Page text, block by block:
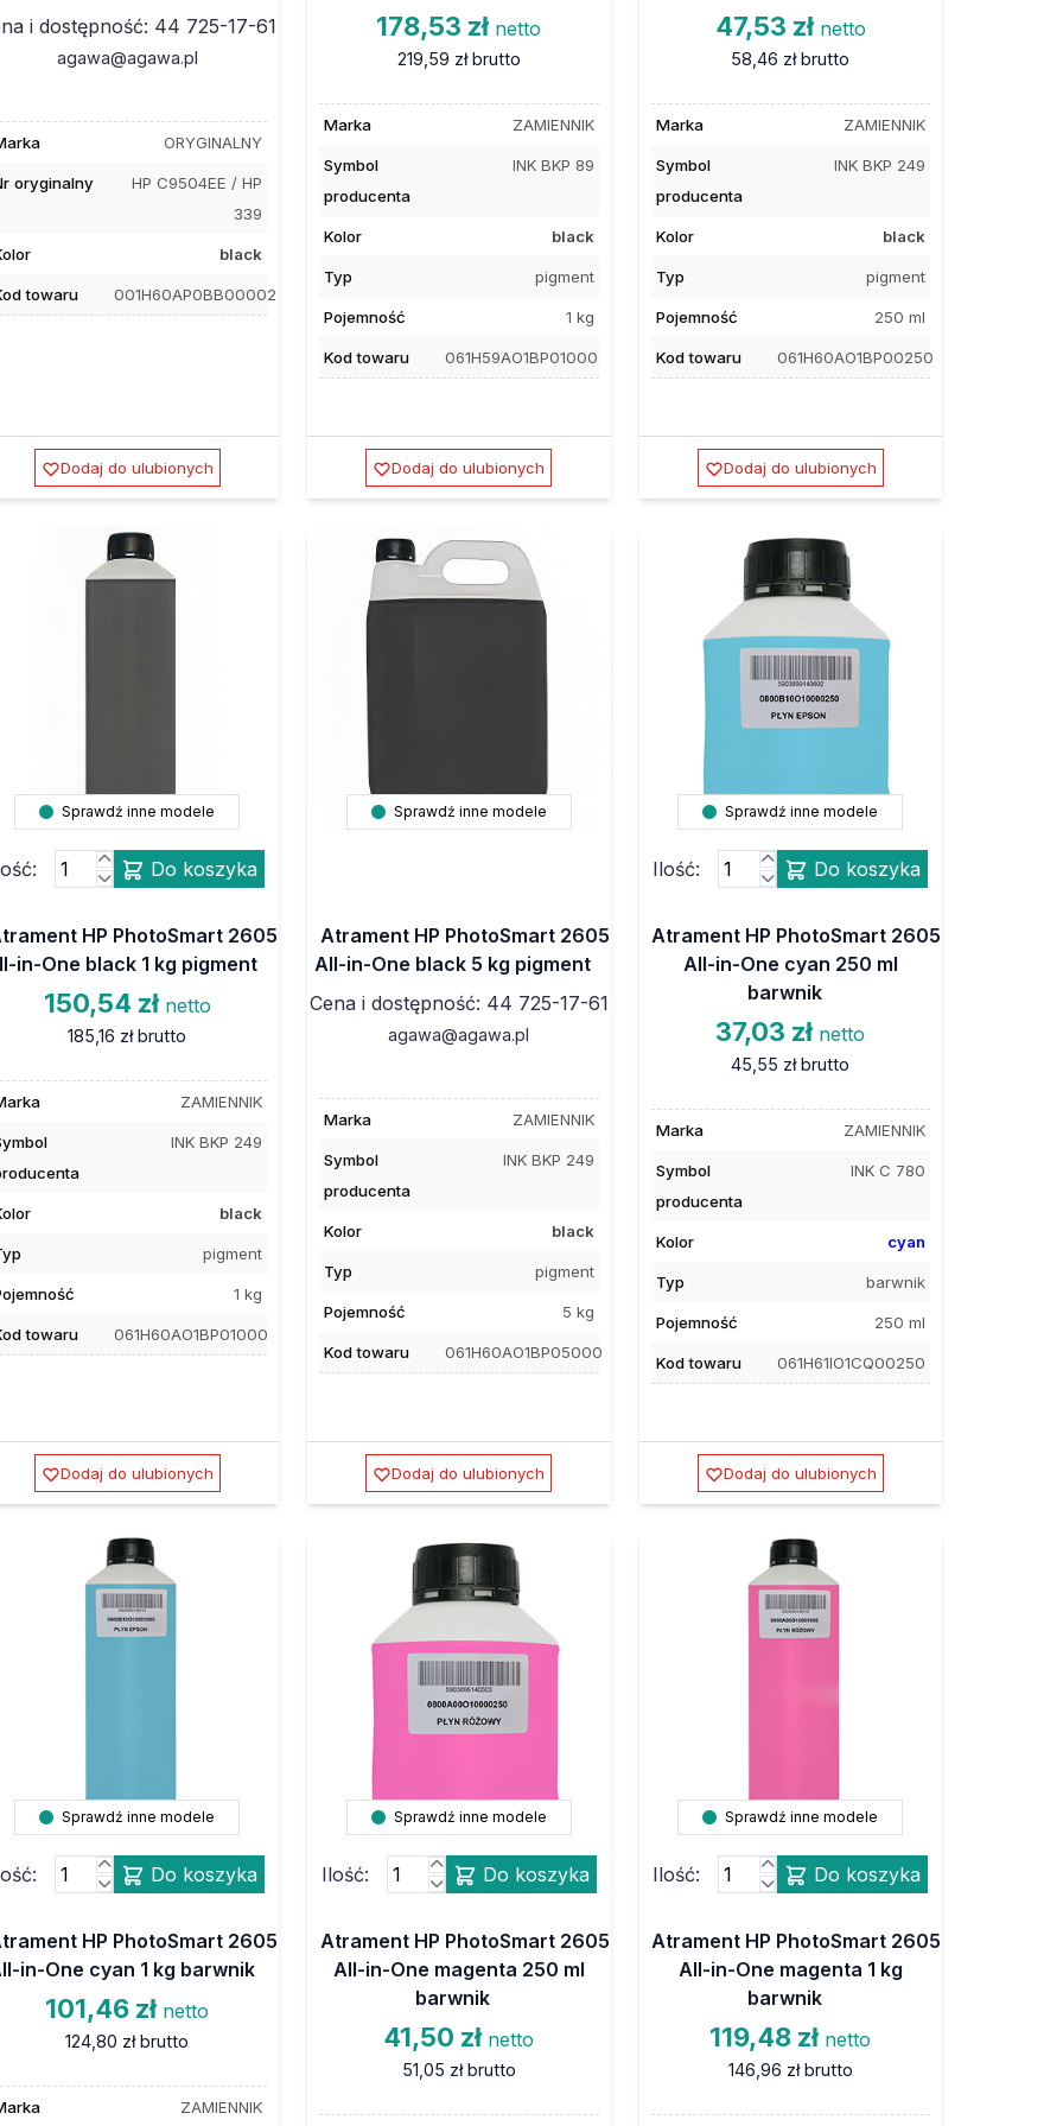
i dostępność: 44 725-17-61
agawa@agawa.pl
ORYGINALNY
oryginalny
HP C9504EE / HP
339
black
towaru 001H60AP0BB00002
Dodaj do ulubionych
178,53 zł netto
219,59 zł brutto
Marka ZAMIENNIK
Symbol
producenta
INK BKP 89
Kolor black
Typ pigment
Pojemność 1 kg
Kod towaru 061H59AO1BP01000
Dodaj do ulubionych
47,53 zł netto
58,46 zł brutto
Marka ZAMIENNIK
Symbol
producenta
INK BKP 249
Kolor black
Typ pigment
Pojemność 250 ml
Kod towaru 061H60AO1BP00250
Dodaj do ulubionych
Sprawdź inne modele
Do koszyka
HP PhotoSmart 2605
in-One black 1 kg pigment
150,54 zł netto
185,16 zł brutto
ZAMIENNIK
INK BKP 249
black
pigment
1 kg
towaru 061H60AO1BP01000
Dodaj do ulubionych
Sprawdź inne modele
Atrament HP PhotoSmart 2605
All-in-One black 5 kg pigment
Cena i dostępność: 44 725-17-61
agawa@agawa.pl
Marka ZAMIENNIK
Symbol
producenta
INK BKP 249
Kolor black
Typ pigment
Pojemność 5 kg
Kod towaru 061H60AO1BP05000
Dodaj do ulubionych
Sprawdź inne modele
Ilość: Do koszyka
Atrament HP PhotoSmart 2605
All-in-One cyan 250 ml
barwnik
37,03 zł netto
45,55 zł brutto
Marka ZAMIENNIK
Symbol
producenta
INK C 780
Kolor cyan
Typ barwnik
Pojemność 250 ml
Kod towaru 061H61IO1CQ00250
Dodaj do ulubionych
Sprawdź inne modele
Do koszyka
HP PhotoSmart 2605
in-One cyan 1 kg barwnik
101,46 zł netto
124,80 zł brutto
ZAMIENNIK
Sprawdź inne modele
Ilość: Do koszyka
Atrament HP PhotoSmart 2605
All-in-One magenta 250 ml
barwnik
41,50 zł netto
51,05 zł brutto
Sprawdź inne modele
Ilość: Do koszyka
Atrament HP PhotoSmart 2605
All-in-One magenta 1 kg
barwnik
119,48 zł netto
146,96 zł brutto